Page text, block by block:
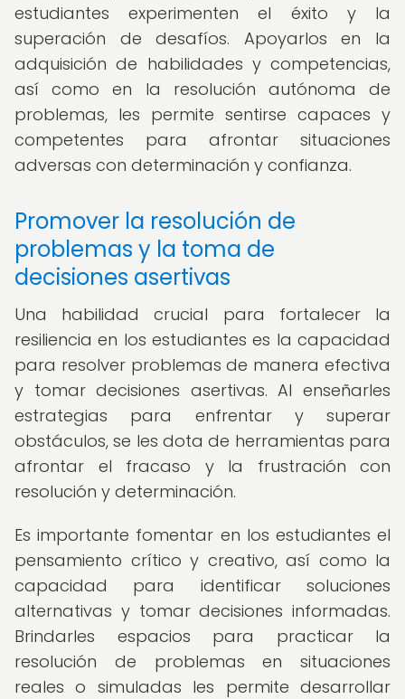
estudiantes experimenten el éxito y la
superación de desafíos. Apoyarlos en la
adquisición de habilidades y competencias,
así como en la resolución autónoma de
problemas, les permite sentirse capaces y
competentes para afrontar situaciones
adversas con determinación y confianza.
Promover la resolución de
problemas y la toma de
decisiones asertivas
Una habilidad crucial para fortalecer la
resiliencia en los estudiantes es la capacidad
para resolver problemas de manera efectiva
y tomar decisiones asertivas. Al enseñarles
estrategias para enfrentar y superar
obstáculos, se les dota de herramientas para
afrontar el fracaso y la frustración con
resolución y determinación.
Es importante fomentar en los estudiantes el
pensamiento crítico y creativo, así como la
capacidad para identificar soluciones
alternativas y tomar decisiones informadas.
Brindarles espacios para practicar la
resolución de problemas en situaciones
reales o simuladas les permite desarrollar